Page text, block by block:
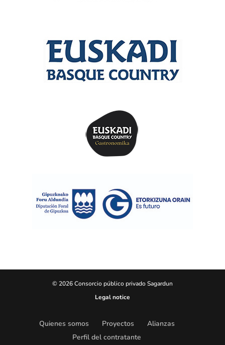
© 2026 Consorcio público privado Sagardun
Legal notice
Quienes somos Proyectos
Alianzas
Perfil del contratante